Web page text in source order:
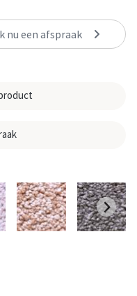
nu een afspraak